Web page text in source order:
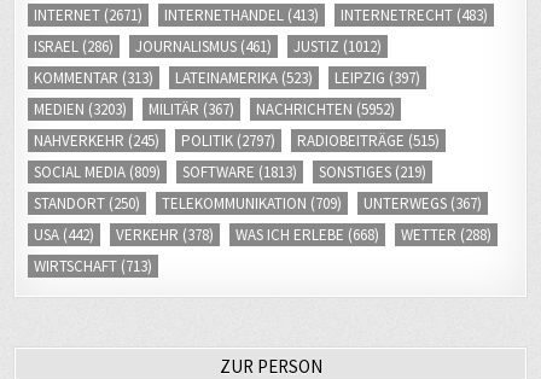
INTERNET (2671) INTERNETHANDEL (413) INTERNETRECHT (483)
ISRAEL (286) JOURNALISMUS (461) JUSTIZ (1012)
KOMMENTAR (313) LATEINAMERIKA (523) LEIPZIG (397)
MEDIEN (3203) MILITÄR (367) NACHRICHTEN (5952)
NAHVERKEHR (245) POLITIK (2797) RADIOBEITRÄGE (515)
SOCIAL MEDIA (809) SOFTWARE (1813) SONSTIGES (219)
STANDORT (250) TELEKOMMUNIKATION (709) UNTERWEGS (367)
USA (442) VERKEHR (378) WAS ICH ERLEBE (668) WETTER (288)
WIRTSCHAFT (713)
ZUR PERSON